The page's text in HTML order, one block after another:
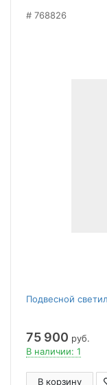
768826
Подвесной
75 900 руб.
В наличии: 1
В корзину